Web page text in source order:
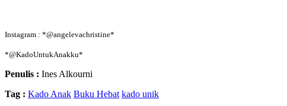
Instagram : *@angelevachristine*
*@KadoUntukAnakku*
Penulis : Ines Alkourni
Tag : Kado Anak Buku Hebat kado unik